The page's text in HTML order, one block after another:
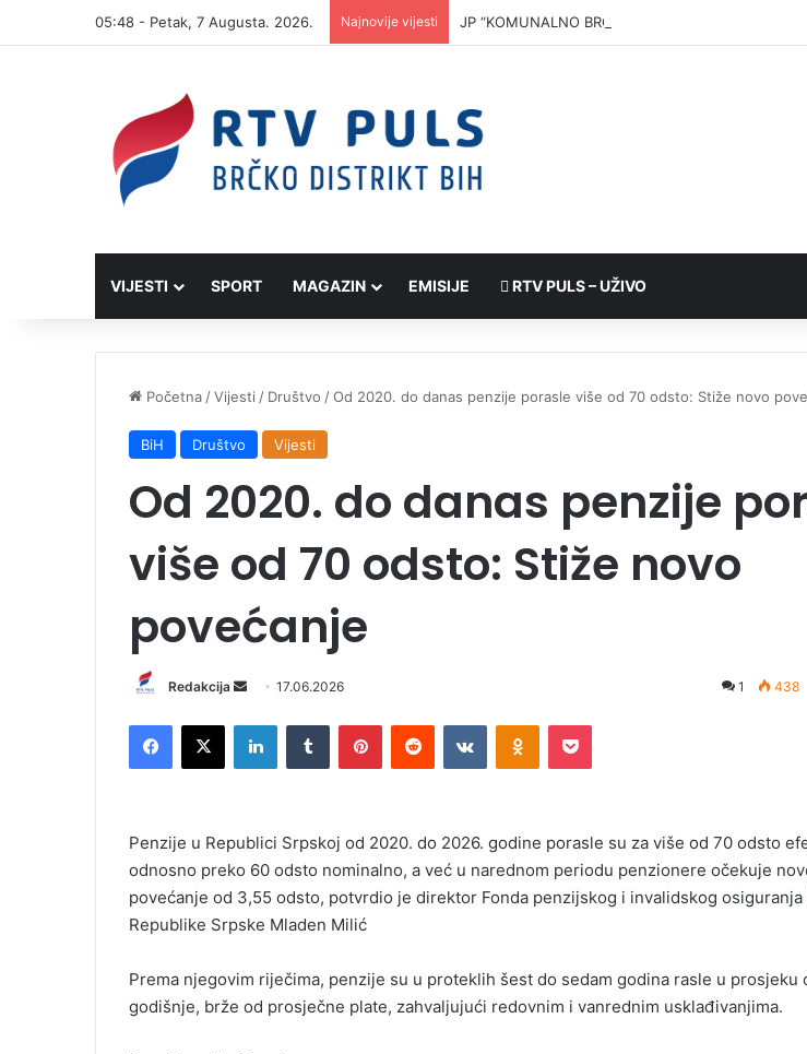
05:48 - Petak, 7 Augusta. 2026. Najnovije vijesti JP “KOMUNALNO BRČKO”: Voda iz rezervoara
VIJESTI SPORT MAGAZIN EMISIJE RTV PULS – UŽIVO
Početna /Vijesti / Društvo /Od 2020. do danas penzije porasle više od 70 odsto: Stiže novo
BiH Društvo Vijesti
Od 2020. do danas penzije
više od 70 odsto: Stiže novo
povećanje
Redakcija
n
d
e
m
a
i
17.06.2026 1 438
Penzije u Republici Srpskoj od 2020. do 2026. godine porasle su za više od 70 odsto
odnosno preko 60 odsto nominalno, a već u narednom periodu penzionere očekuje
povećanje od 3,55 odsto, potvrdio je direktor Fonda penzijskog i invalidskog osiguranja
Republike Srpske Mladen Milić
Prema njegovim riječima, penzije su u proteklih šest do sedam godina rasle u prosjeku
godišnje, brže od prosječne plate, zahvaljujući redovnim i vanrednim usklađivanjima.